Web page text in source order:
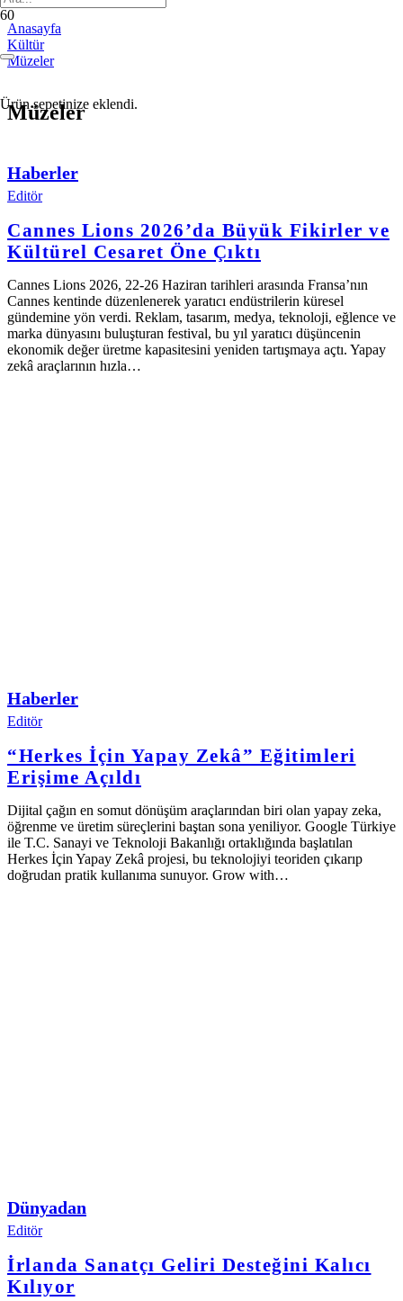
Ürünsepetinize eklendi.
Anasayfa
Kültür
Müzeler
Müzeler
Haberler
Editör
Cannes Lions 2026’da Büyük Fikirler ve
Kültürel Cesaret Öne Çıktı
Cannes Lions 2026, 22-26 Haziran tarihleri arasında Fransa’nın
Cannes kentinde düzenlenerek yaratıcı endüstrilerin küresel
gündemine yön verdi. Reklam, tasarım, medya, teknoloji, eğlence ve
marka dünyasını buluşturan festival, bu yıl yaratıcı düşüncenin
ekonomik değer üretme kapasitesini yeniden tartışmaya açtı. Yapay
zekâ araçlarının hızla…
Haberler
Editör
“Herkes İçin Yapay Zekâ” Eğitimleri
Erişime Açıldı
Dijital çağın en somut dönüşüm araçlarından biri olan yapay zeka,
öğrenme ve üretim süreçlerini baştan sona yeniliyor. Google Türkiye
ile T.C. Sanayi ve Teknoloji Bakanlığı ortaklığında başlatılan
Herkes İçin Yapay Zekâ projesi, bu teknolojiyi teoriden çıkarıp
doğrudan pratik kullanıma sunuyor. Grow with…
Dünyadan
Editör
İrlanda Sanatçı Geliri Desteğini Kalıcı
Kılıyor